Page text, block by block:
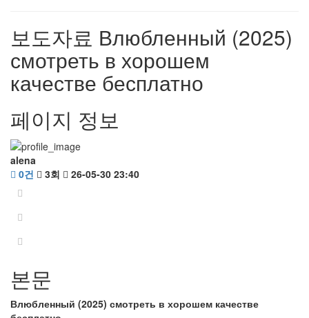
보도자료 Влюбленный (2025)
смотреть в хорошем
качестве бесплатно
페이지 정보
alena
0건
3회 26-05-30 23:40
본문
Влюбленный (2025) смотреть в хорошем качестве